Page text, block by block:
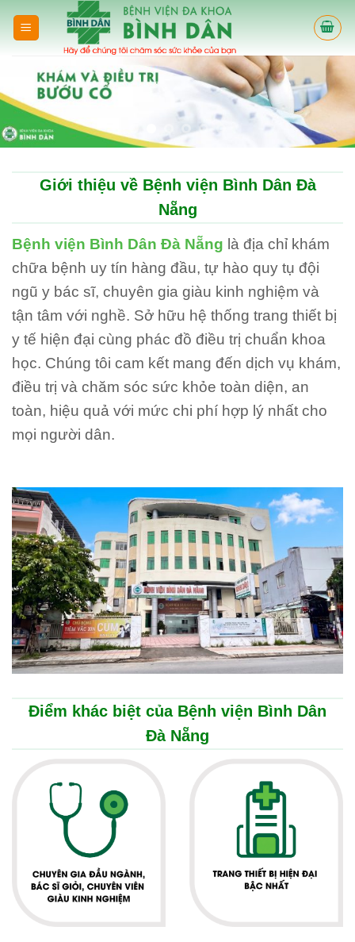
Giới thiệu về Bệnh viện Bình Dân Đà
Nẵng
Bệnh viện Bình Dân Đà Nẵng là địa chỉ khám
chữa bệnh uy tín hàng đầu, tự hào quy tụ đội
ngũ y bác sĩ, chuyên gia giàu kinh nghiệm và
tận tâm với nghề. Sở hữu hệ thống trang thiết bị
y tế hiện đại cùng phác đồ điều trị chuẩn khoa
học. Chúng tôi cam kết mang đến dịch vụ khám,
điều trị và chăm sóc sức khỏe toàn diện, an
toàn, hiệu quả với mức chi phí hợp lý nhất cho
mọi người dân.
Điểm khác biệt của Bệnh viện Bình Dân
Đà Nẵng